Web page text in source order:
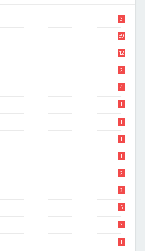
3
39
12
2
4
1
1
1
1
2
3
6
3
1